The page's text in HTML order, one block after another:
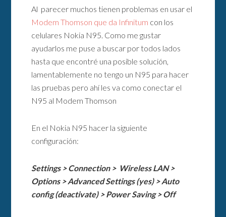
Al parecer muchos tienen problemas en usar el
Modem Thomson que da Infinitum con los
celulares Nokia N95. Como me gustar
ayudarlos me puse a buscar por todos lados
hasta que encontré una posible solución,
lamentablemente no tengo un N95 para hacer
las pruebas pero ahí les va como conectar el
N95 al Modem Thomson
En el Nokia N95 hacer la siguiente
configuración:
Settings > Connection > Wireless LAN >
Options > Advanced Settings (yes) > Auto
config (deactivate) > Power Saving > Off